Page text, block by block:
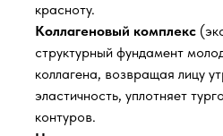
красноту.
Коллагеновый комплекс
структурный фундамент
коллагена, возвращая лицу
эластичность, уплотняет
контуров.